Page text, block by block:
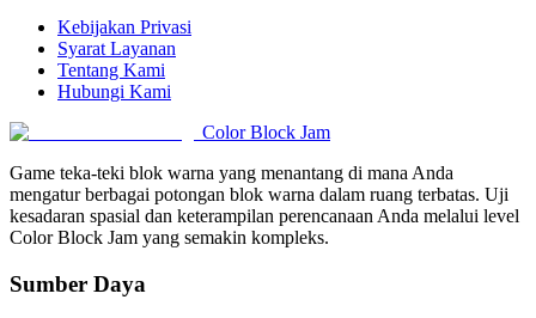
Kebijakan Privasi
Syarat Layanan
Tentang Kami
Hubungi Kami
Color Block Jam
Game teka-teki blok warna yang menantang di mana Anda
mengatur berbagai potongan blok warna dalam ruang terbatas. Uji
kesadaran spasial dan keterampilan perencanaan Anda melalui level
Color Block Jam yang semakin kompleks.
Sumber Daya